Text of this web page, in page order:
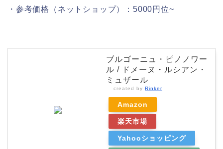
・参考価格（ネットショップ）：5000円位~
ブルゴーニュ・ピノノワー
ル / ドメーヌ・ルシアン・
ミュザール
created by Rinker
Amazon
楽天市場
Yahooショッピング